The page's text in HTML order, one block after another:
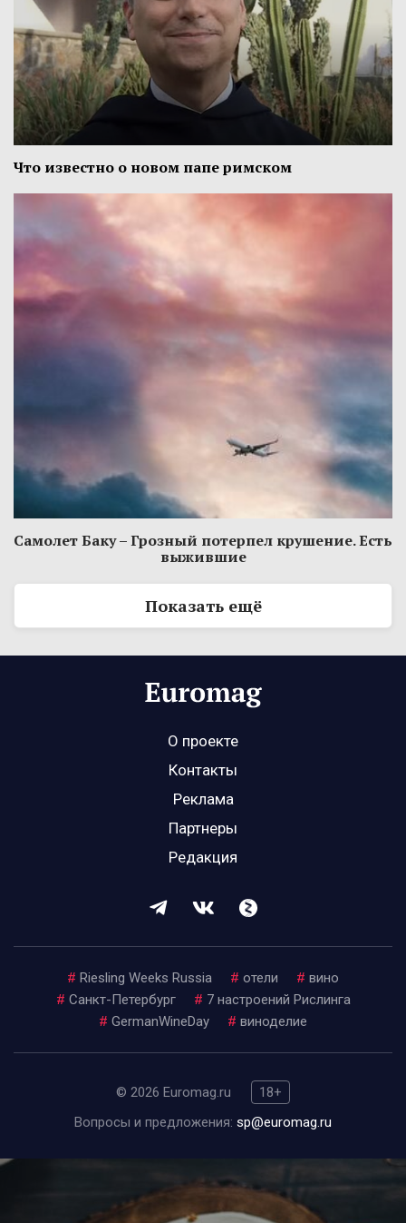
Что известно о новом папе римском
Самолет Баку – Грозный потерпел крушение. Есть
выжившие
Показать ещё
О проекте
Контакты
Реклама
Партнеры
Редакция
# Riesling Weeks Russia # отели # вино
# Санкт-Петербург # 7 настроений Рислинга
# GermanWineDay # виноделие
© 2026 Euromag.ru
18+
Вопросы и предложения: sp@euromag.ru